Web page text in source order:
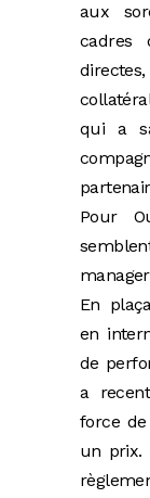
aux
cadres
qui a
Pour
En
en
de
a
force
un prix.